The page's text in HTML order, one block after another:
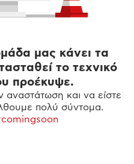
μας κάνει τα
το τεχνικό
προέκυψε.
και να είστε
πολύ σύντομα.